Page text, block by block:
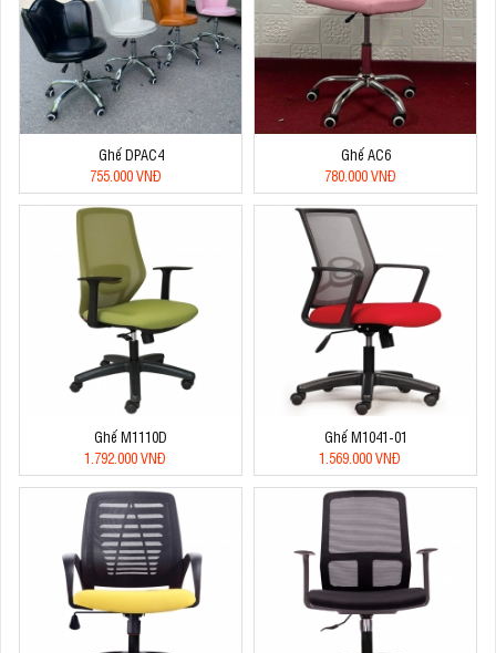
Ghế DPAC4
755.000 VNĐ
Ghế AC6
780.000 VNĐ
Ghế M1110D
1.792.000 VNĐ
Ghế M1041-01
1.569.000 VNĐ